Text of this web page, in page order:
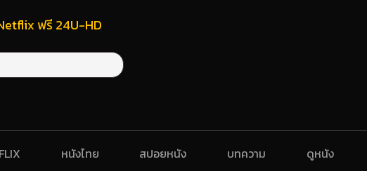
ฟรี 24U-HD
หนังไทย สปอยหนัง บทความ ดูหนัง